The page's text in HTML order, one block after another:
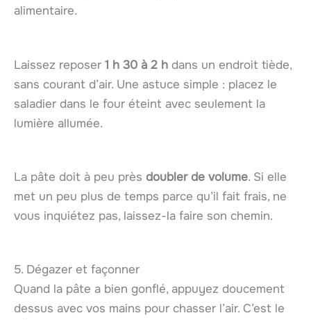
alimentaire.
Laissez reposer 1 h 30 à 2 h dans un endroit tiède,
sans courant d’air. Une astuce simple : placez le
saladier dans le four éteint avec seulement la
lumière allumée.
La pâte doit à peu près doubler de volume. Si elle
met un peu plus de temps parce qu’il fait frais, ne
vous inquiétez pas, laissez-la faire son chemin.
5. Dégazer et façonner
Quand la pâte a bien gonflé, appuyez doucement
dessus avec vos mains pour chasser l’air. C’est le